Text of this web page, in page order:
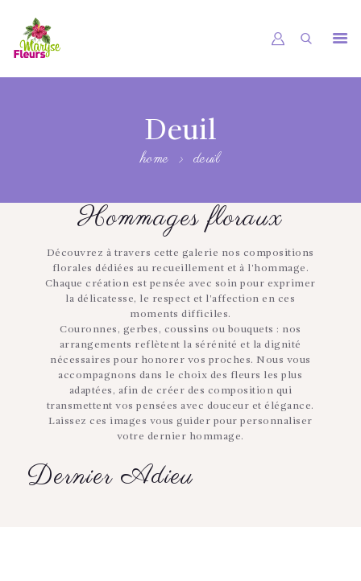
Deuil
home deuil
UNIVERS
PRESTATIONS
JOURNAL FLORAL
Hommages floraux
Découvrez à travers cette galerie nos compositions
florales dédiées au recueillement et à l'hommage.
Chaque création est pensée avec soin pour exprimer
la délicatesse, le respect et l'affection en ces
moments difficiles.
Couronnes, gerbes, coussins ou bouquets : nos
arrangements reflètent la sérénité et la dignité
nécessaires pour honorer vos proches. Nous vous
accompagnons dans le choix des fleurs les plus
adaptées, afin de créer des composition qui
transmettent vos pensées avec douceur et élégance.
Laissez ces images vous guider pour personnaliser
votre dernier hommage.
Dernier Adieu